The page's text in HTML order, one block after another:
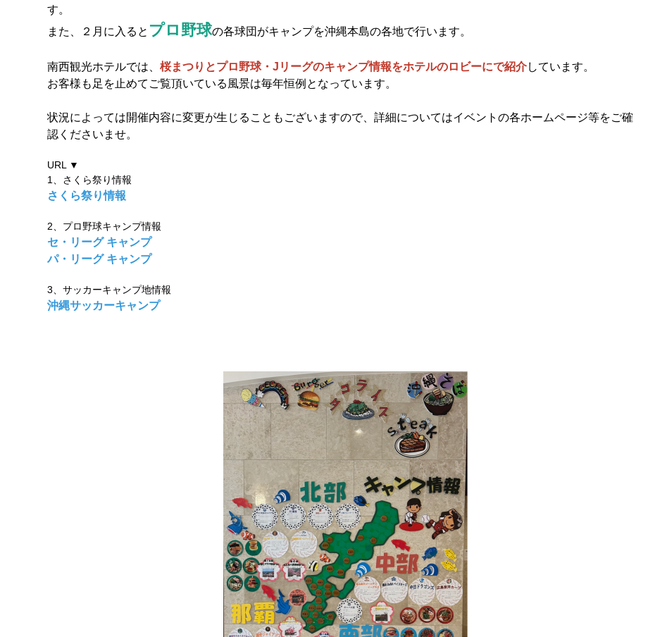
す。
また、２月に入ると プロ野球の各球団がキャンプを沖縄本島の各地で行います。
南西観光ホテルでは、桜まつりとプロ野球・Jリーグのキャンプ情報をホテルのロビーにで紹介しています。
お客様も足を止めてご覧頂いている風景は毎年恒例となっています。
状況によっては開催内容に変更が生じることもございますので、詳細についてはイベントの各ホームページ等をご確
認くださいませ。
URL ▼
1、さくら祭り情報
さくら祭り情報
2、プロ野球キャンプ情報
セ・リーグ キャンプ
パ・リーグキャンプ
3、サッカーキャンプ地情報
沖縄サッカーキャンプ